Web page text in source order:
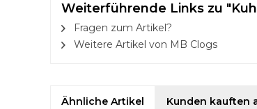
Weiterführende Links zu
Fragen zum Artikel?
Weitere Artikel von MB Clogs
Ähnliche Artikel Kunden kauften